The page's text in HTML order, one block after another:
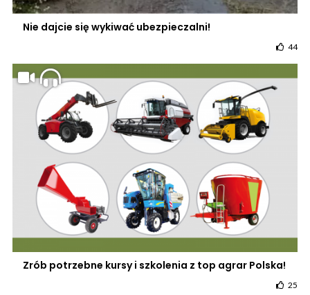
Nie dajcie się wykiwać ubezpieczalni!
44
Zrób potrzebne kursy i szkolenia z top agrar Polska!
25